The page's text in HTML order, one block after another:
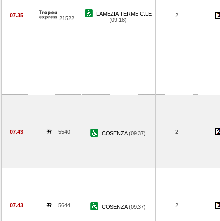
07.35 21522
LAMEZIA TERME C.LE
(09.18)
2
07.43 5540 COSENZA(09.37) 2
07.43 5644 COSENZA(09.37) 2